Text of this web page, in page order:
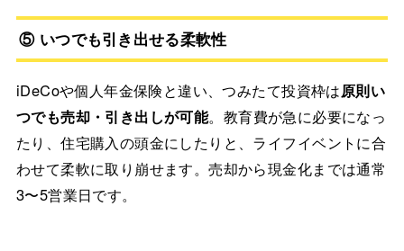
⑤ いつでも引き出せる柔軟性
iDeCoや個人年金保険と違い、つみたて投資枠は原則い
つでも売却・引き出しが可能。教育費が急に必要になっ
たり、住宅購入の頭金にしたりと、ライフイベントに合
わせて柔軟に取り崩せます。売却から現金化までは通常
3〜5営業日です。